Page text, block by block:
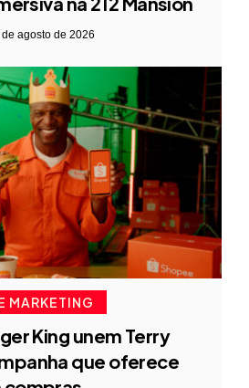
agosto de 2026
MARKETING
King unem Terry
que oferece